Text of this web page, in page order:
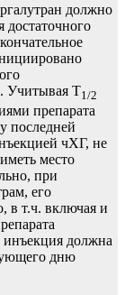
должно
достаточного
Учитывая T1/2
препарата
последней
чХГ, не
место
при
его
в т.ч. включая и
инъекция должна
дню